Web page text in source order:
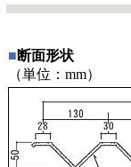
■断面形状
（単位：mm）